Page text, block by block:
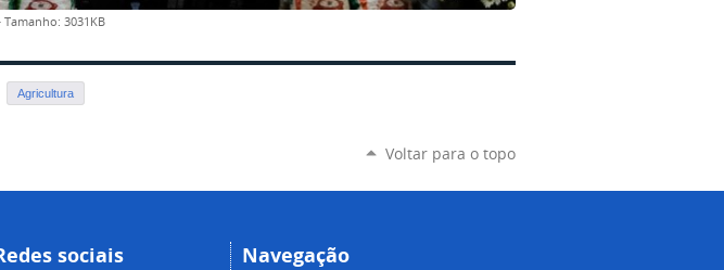
Tamanho: 3031KB
Agricultura
Voltar para o topo
sociais Navegação